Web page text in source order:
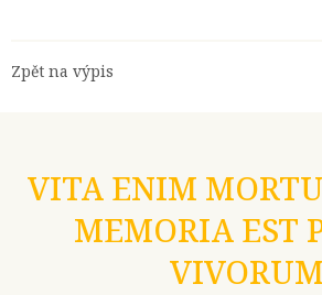
Zpět na výpis
VITA ENIM
MEMORIA EST
VIVORUM